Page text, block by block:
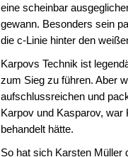
eine scheinbar
gewann. Besonders sein
die c-Linie hinter den
Karpovs Technik ist
zum Sieg zu führen. Aber
aufschlussreichen und
Karpov und Kasparov,
behandelt hätte.
So hat sich Karsten Müller